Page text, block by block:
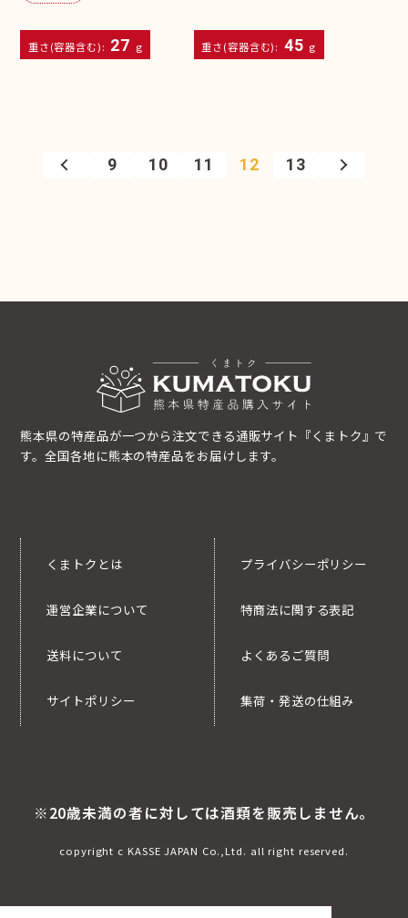
重さ(容器含む): 27 g 重さ(容器含む): 45 g
9 10 11 12 13
熊本県の特産品が一つから注文できる通販サイト『くまトク』で
す。全国各地に熊本の特産品をお届けします。
くまトクとは
運営企業について
送料について
サイトポリシー
プライバシーポリシー
特商法に関する表記
よくあるご質問
集荷・発送の仕組み
※20歳未満の者に対しては酒類を販売しません。
copyright c KASSE JAPAN Co.,Ltd. all right reserved.